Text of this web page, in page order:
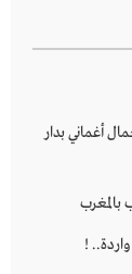
أغماني بدار
بالمغرب
!